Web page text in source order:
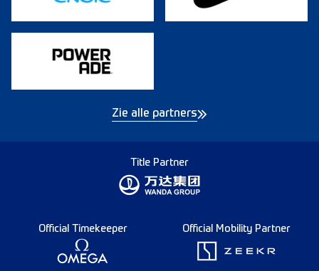
Zie alle partners
Title Partner
Official Timekeeper Official Mobility Partner